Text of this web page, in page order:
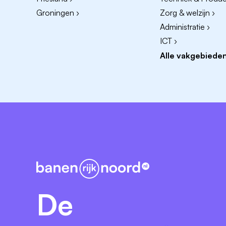
Je krijgt een vast
bespreekbaar.
De inschaling is conform cao
het arbeidsvoorwaardengesprek.
Doorgroeimogelijkheden:Er is de
gebruiken om vrij te nemen wanneer
eindejaarsuitkering, samen goed voor
Neem contact op met:
Groningen ›
Zorg & welzijn ›
Administratie ›
ICT ›
Alle
De